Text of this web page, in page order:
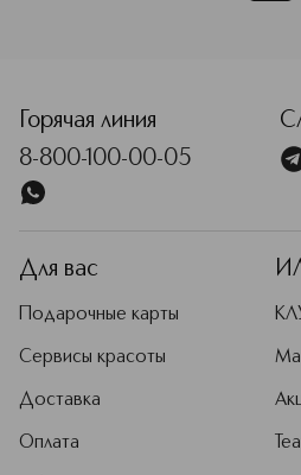
Горячая линия
8-800-100-00-05
Для вас
Подарочные карты
Сервисы красоты
Доставка
Оплата